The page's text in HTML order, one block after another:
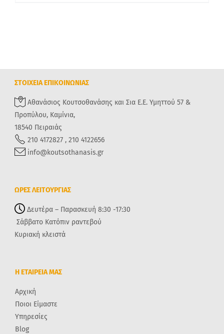
ΣΤΟΙΧΕΙΑ ΕΠΙΚΟΙΝΩΝΙΑΣ
Αθανάσιος Κουτσοθανάσης και Σια Ε.Ε. Υμηττού 57 &
Προπύλου, Καμίνια,
18540 Πειραιάς
210 4172827 , 210 4122656
info@koutsothanasis.gr
ΩΡΕΣ ΛΕΙΤΟΥΡΓΙΑΣ
Δευτέρα – Παρασκευή 8:30 -17:30
Σάββατο Κατόπιν ραντεβού
Κυριακή κλειστά
Η ΕΤΑΙΡΕΙΑ ΜΑΣ
Αρχική
Ποιοι Είμαστε
Υπηρεσίες
Blog